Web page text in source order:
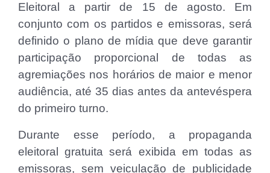
Eleitoral a partir de 15 de agosto. Em
conjunto com os partidos e emissoras, será
definido o plano de mídia que deve garantir
participação proporcional de todas as
agremiações nos horários de maior e menor
audiência, até 35 dias antes da antevéspera
do primeiro turno.
Durante esse período, a propaganda
eleitoral gratuita será exibida em todas as
emissoras, sem veiculação de publicidade